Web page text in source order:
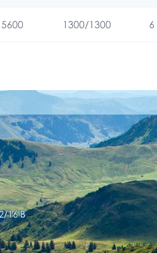
5600 1300/1300 6
16 В